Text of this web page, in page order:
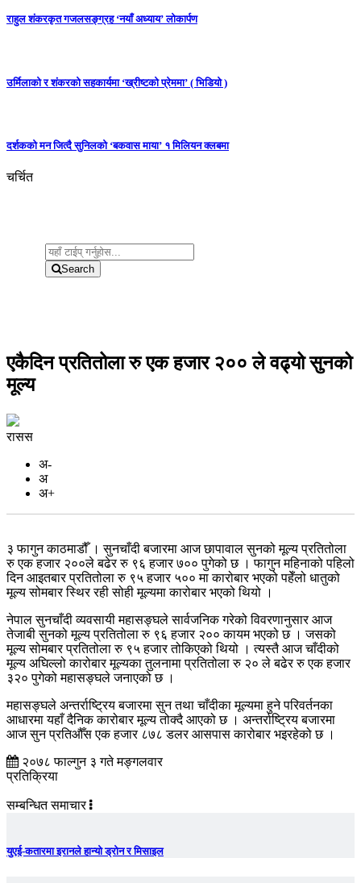
राहुल शंकरकृत गजलसङ्ग्रह ‘नयाँ अध्याय’ लोकार्पण
उर्मिलाको र शंकरको सहकार्यमा ‘ख्रीष्टको प्रेममा’ ( भिडियो )
दर्शकको मन जित्दै सुनिलको ‘बकवास माया’ १ मिलियन क्लबमा
चर्चित
Search
एकैदिन प्रतितोला रु एक हजार २०० ले वढ्यो सुनको
मूल्य
रासस
अ-
अ
अ+
३ फागुन काठमाडौँ । सुनचाँदी बजारमा आज छापावाल सुनको मूल्य प्रतितोला
रु एक हजार २००ले बढेर रु ९६ हजार ७०० पुगेको छ । फागुन महिनाको पहिलो
दिन आइतबार प्रतितोला रु ९५ हजार ५०० मा कारोबार भएको पहेँलो धातुको
मूल्य सोमबार स्थिर रही सोही मूल्यमा कारोबार भएको थियो ।
नेपाल सुनचाँदी व्यवसायी महासङ्घले सार्वजनिक गरेको विवरणानुसार आज
तेजाबी सुनको मूल्य प्रतितोला रु ९६ हजार २०० कायम भएको छ । जसको
मूल्य सोमबार प्रतितोला रु ९५ हजार तोकिएको थियो । त्यस्तै आज चाँदीको
मूल्य अघिल्लो कारोबार मूल्यका तुलनामा प्रतितोला रु २० ले बढेर रु एक हजार
३२० पुगेको महासङ्घले जनाएको छ ।
महासङ्घले अन्तर्राष्ट्रिय बजारमा सुन तथा चाँदीका मूल्यमा हुने परिवर्तनका
आधारमा यहाँ दैनिक कारोबार मूल्य तोक्दै आएको छ । अन्तर्राष्ट्रिय बजारमा
आज सुन प्रतिऔँस एक हजार ८७८ डलर आसपास कारोबार भइरहेको छ ।
२०७८ फाल्गुन ३ गते मङ्गलवार
प्रतिक्रिया
सम्बन्धित समाचार
युएई-कतारमा इरानले हान्यो ड्रोन र मिसाइल